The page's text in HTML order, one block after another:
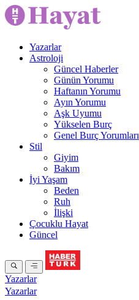
Yazarlar
Astroloji
Güncel Haberler
Günün Yorumu
Haftanın Yorumu
Ayın Yorumu
Aşk Uyumu
Yükselen Burç
Genel Burç Yorumları
Stil
Giyim
Bakım
İyi Yaşam
Beden
Ruh
İlişki
Çocuklu Hayat
Güncel
Yazarlar
Yazarlar